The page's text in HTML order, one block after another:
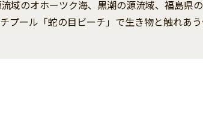
域のオホーツク海、黒潮の源流域、福島県
プール「蛇の目ビーチ」で生き物と触れあ